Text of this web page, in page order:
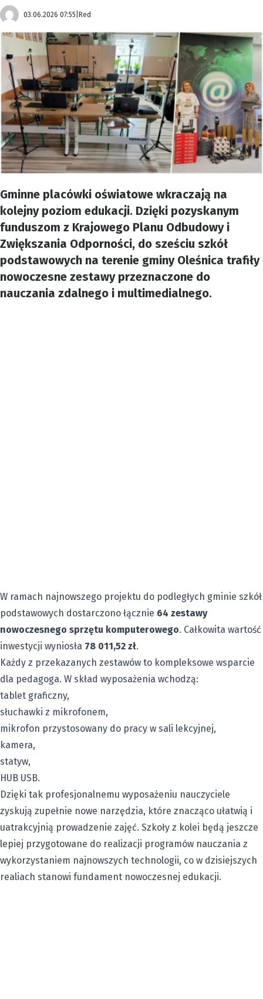
03.06.2026 07:55 Red
Gminne placówki oświatowe wkraczają na
kolejny poziom edukacji. Dzięki pozyskanym
funduszom z Krajowego Planu Odbudowy i
Zwiększania Odporności, do sześciu szkół
podstawowych na terenie gminy Oleśnica trafiły
nowoczesne zestawy przeznaczone do
nauczania zdalnego i multimedialnego.
W ramach najnowszego projektu do podległych gminie szkół
podstawowych dostarczono łącznie 64 zestawy
nowoczesnego sprzętu komputerowego. Całkowita wartość
inwestycji wyniosła 78 011,52 zł.
Każdy z przekazanych zestawów to kompleksowe wsparcie
dla pedagoga. W skład wyposażenia wchodzą:
tablet graficzny,
słuchawki z mikrofonem,
mikrofon przystosowany do pracy w sali lekcyjnej,
kamera,
statyw,
HUB USB.
Dzięki tak profesjonalnemu wyposażeniu nauczyciele
zyskują zupełnie nowe narzędzia, które znacząco ułatwią i
uatrakcyjnią prowadzenie zajęć. Szkoły z kolei będą jeszcze
lepiej przygotowane do realizacji programów nauczania z
wykorzystaniem najnowszych technologii, co w dzisiejszych
realiach stanowi fundament nowoczesnej edukacji.